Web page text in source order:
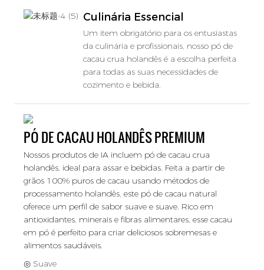
Culinária Essencial
Um item obrigatório para os entusiastas
da culinária e profissionais, nosso pó de
cacau crua holandês é a escolha perfeita
para todas as suas necessidades de
cozimento e bebida.
PÓ DE CACAU HOLANDÊS PREMIUM
Nossos produtos de IA incluem pó de cacau crua
holandês, ideal para assar e bebidas. Feita a partir de
grãos 100% puros de cacau usando métodos de
processamento holandês, este pó de cacau natural
oferece um perfil de sabor suave e suave. Rico em
antioxidantes, minerais e fibras alimentares, esse cacau
em pó é perfeito para criar deliciosos sobremesas e
alimentos saudáveis.
◎ Suave